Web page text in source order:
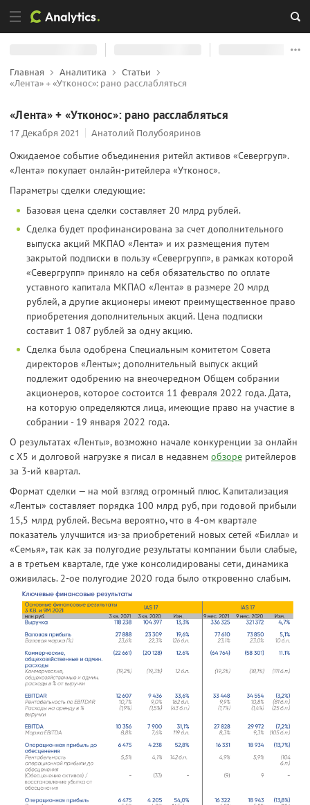
Главная Аналитика
Статьи
«Лента» + «Утконос»: рано расслабляться
«Лента» + «Утконос»: рано расслабляться
17 Декабря 2021 Анатолий Полубояринов
Ожидаемое событие объединения ритейл активов «Севергруп».
«Лента» покупает онлайн-ритейлера «Утконос».
Параметры сделки следующие:
Базовая цена сделки составляет 20 млрд рублей.
Сделка будет профинансирована за счет дополнительного
выпуска акций МКПАО «Лента» и их размещения путем
закрытой подписки в пользу «Севергрупп», в рамках которой
«Севергрупп» приняло на себя обязательство по оплате
уставного капитала МКПАО «Лента» в размере 20 млрд
рублей, а другие акционеры имеют преимущественное право
приобретения дополнительных акций. Цена подписки
составит 1 087 рублей за одну акцию.
Сделка была одобрена Специальным комитетом Совета
директоров «Ленты»; дополнительный выпуск акций
подлежит одобрению на внеочередном Общем собрании
акционеров, которое состоится 11 февраля 2022 года. Дата,
на которую определяются лица, имеющие право на участие в
собрании - 19 января 2022 года.
О результатах «Ленты», возможно начале конкуренции за онлайн
с X5 и долговой нагрузке я писал в недавнем обзоре ритейлеров
за 3-ий квартал.
Формат сделки — на мой взгляд огромный плюс. Капитализация
«Ленты» составляет порядка 100 млрд руб, при годовой прибыли
15,5 млрд рублей. Весьма вероятно, что в 4-ом квартале
показатель улучшится из-за приобретений новых сетей «Билла» и
«Семья», так как за полугодие результаты компании были слабые,
а в третьем квартале, где уже консолидированы сети, динамика
оживилась. 2-ое полугодие 2020 года было откровенно слабым.